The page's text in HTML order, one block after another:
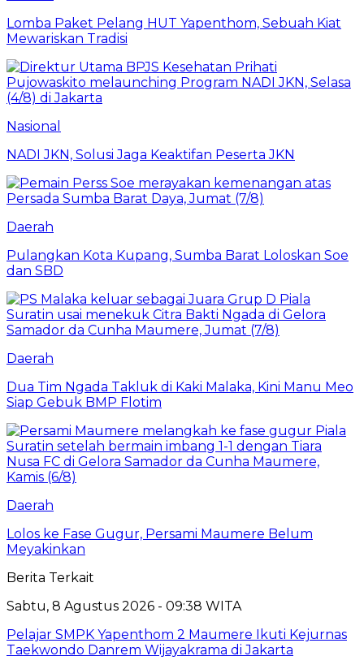
Lomba Paket Pelang HUT Yapenthom, Sebuah Kiat
Mewariskan Tradisi
Nasional
NADI JKN, Solusi Jaga Keaktifan Peserta JKN
Daerah
Pulangkan Kota Kupang, Sumba Barat Loloskan Soe
dan SBD
Daerah
Dua Tim Ngada Takluk di Kaki Malaka, Kini Manu Meo
Siap Gebuk BMP Flotim
Daerah
Lolos ke Fase Gugur, Persami Maumere Belum
Meyakinkan
Berita Terkait
Sabtu, 8 Agustus 2026 - 09:38 WITA
Pelajar SMPK Yapenthom 2 Maumere Ikuti Kejurnas
Taekwondo Danrem Wijayakrama di Jakarta